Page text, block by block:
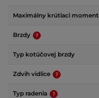
Maximálny krútiaci moment
Brzdy
Typ kotúčovej brzdy
Zdvih vidlice
Typ radenia